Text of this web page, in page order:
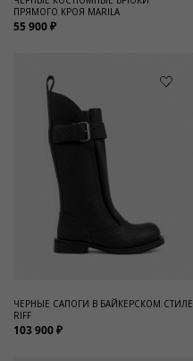
ПРЯМОГО КРОЯ MARILA
55 900 ₽
ЧЕРНЫЕ САПОГИ В БАЙКЕРСКОМ СТИЛЕ
RIFF
103 900 ₽